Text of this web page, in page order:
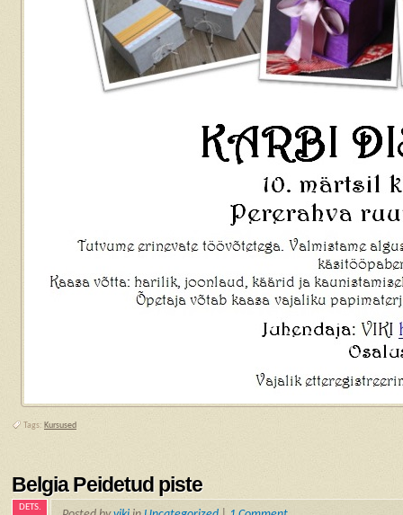
Tags: Kursused
Belgia Peidetud piste
DETS.